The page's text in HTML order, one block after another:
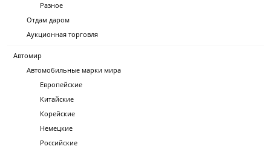
Разное
Отдам даром
Аукционная торговля
Автомир
Автомобильные марки мира
Европейские
Китайские
Корейские
Немецкие
Российские